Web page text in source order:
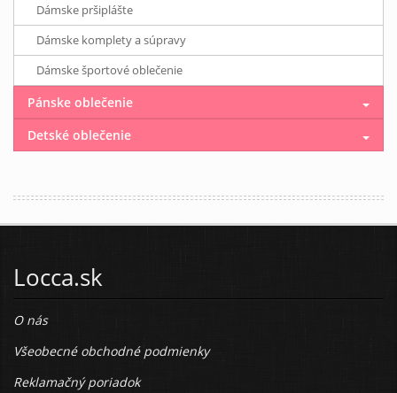
Dámske pršiplášte
Dámske komplety a súpravy
Dámske športové oblečenie
Pánske oblečenie
Detské oblečenie
Locca.sk
O nás
Všeobecné obchodné podmienky
Reklamačný poriadok